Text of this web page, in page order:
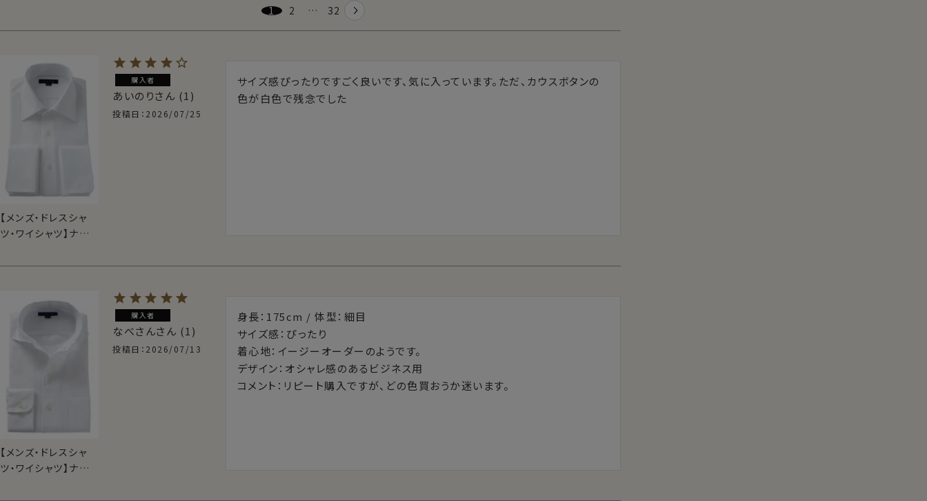
1 2 … 32
【メンズ・ドレスシャ
ツ・ワイシャツ】ナチュ
アムコットン・ダブル
無し・SALE
購入者
あいのり 1
投稿日 2026/07/25
サイズ感ぴったりですごく良いです、気に入っています。ただ、カウスボタンの
色が白色で残念でした
【メンズ・ドレスシャ
ツ・ワイシャツ】ナチュ
購入者
なべさん 1
投稿日 2026/07/13
身長：175cm / 体型：細目
サイズ感：ぴったり
着心地：イージーオーダーのようです。
デザイン：オシャレ感のあるビジネス用
コメント：リピート購入ですが、どの色買おうか迷います。